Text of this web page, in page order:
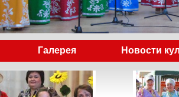
Галерея Новости